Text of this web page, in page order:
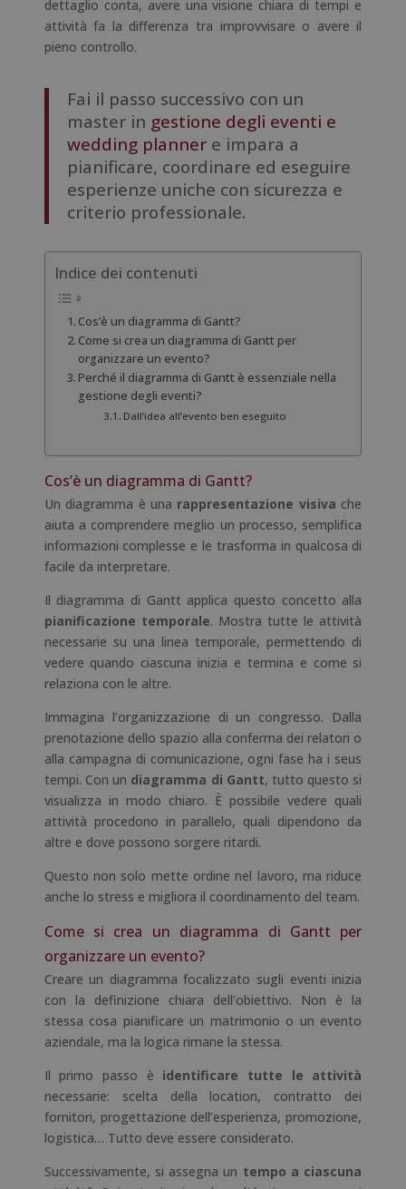
dettaglio conta, avere una visione chiara di tempi e
attività fa la differenza tra improvvisare o avere il
pieno controllo.
Fai il passo successivo con un
master in gestione degli eventi e
wedding plannere impara a
pianificare, coordinare ed eseguire
esperienze uniche con sicurezza e
criterio professionale.
Indice dei contenuti
Cos’è un diagramma di Gantt?
Come si crea un diagramma di Gantt per
organizzare un evento?
Perché il diagramma di Gantt è essenziale nella
gestione degli eventi?
Dall’idea all’evento ben eseguito
Cos’è un diagramma di Gantt?
Un diagramma è una rappresentazione visiva che
aiuta a comprendere meglio un processo, semplifica
informazioni complesse e le trasforma in qualcosa di
facile da interpretare.
Il diagramma di Gantt applica questo concetto alla
pianificazione temporale. Mostra tutte le attività
necessarie su una linea temporale, permettendo di
vedere quando ciascuna inizia e termina e come si
relaziona con le altre.
Immagina l’organizzazione di un congresso. Dalla
prenotazione dello spazio alla conferma dei relatori o
alla campagna di comunicazione, ogni fase ha i seus
tempi. Con un diagramma di Gantt, tutto questo si
visualizza in modo chiaro. È possibile vedere quali
attività procedono in parallelo, quali dipendono da
altre e dove possono sorgere ritardi.
Questo non solo mette ordine nel lavoro, ma riduce
anche lo stress e migliora il coordinamento del team.
Come si crea un diagramma di Gantt per
organizzare un evento?
Creare un diagramma focalizzato sugli eventi inizia
con la definizione chiara dell’obiettivo. Non è la
stessa cosa pianificare un matrimonio o un evento
aziendale, ma la logica rimane la stessa.
Il primo passo è identificare tutte le attività
necessarie: scelta della location, contratto dei
fornitori, progettazione dell’esperienza, promozione,
logistica… Tutto deve essere considerato.
Successivamente, si assegna un tempo a ciascuna